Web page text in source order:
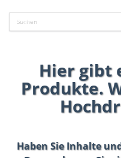
Hier gibt
Produkte.
Haben Sie Inhalte